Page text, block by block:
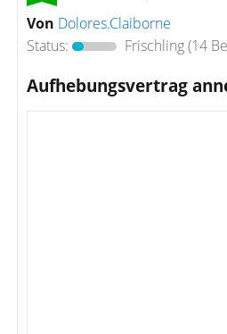
Von Dolores.Claiborne
Status:
Frischling(14
Aufhebungsvertrag